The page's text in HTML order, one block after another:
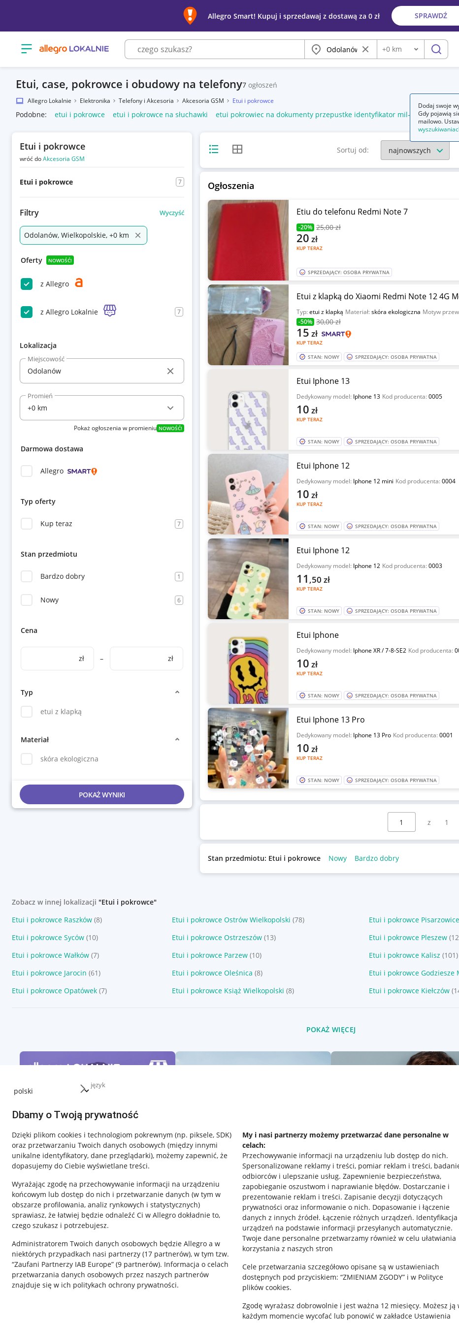
język
Dbamy o Twoją prywatność
Dzięki plikom cookies i technologiom pokrewnym (np. piksele, SDK)
oraz przetwarzaniu Twoich danych osobowych (między innymi
unikalne identyfikatory, dane przeglądarki), możemy zapewnić, że
dopasujemy do Ciebie wyświetlane treści.
Wyrażając zgodę na przechowywanie informacji na urządzeniu
końcowym lub dostęp do nich i przetwarzanie danych (w tym w
obszarze profilowania, analiz rynkowych i statystycznych)
sprawiasz, że łatwiej będzie odnaleźć Ci w Allegro dokładnie to,
czego szukasz i potrzebujesz.
Administratorem Twoich danych osobowych będzie Allegro a w
niektórych przypadkach nasi partnerzy (17 partnerów), w tym tzw.
“Zaufani Partnerzy IAB Europe” (9 partnerów). Informacja o celach
przetwarzania danych osobowych przez naszych partnerów
znajduje się w ich politykach ochrony prywatności.
My i nasi partnerzy możemy przetwarzać dane personalne w
celach:
Przechowywanie informacji na urządzeniu lub dostęp do nich.
Spersonalizowane reklamy i treści, pomiar reklam i treści,
odbiorców i ulepszanie usług. Zapewnienie bezpieczeństwa,
zapobieganie oszustwom i naprawianie błędów. Dostarczanie i
prezentowanie reklam i treści. Zapisanie decyzji dotyczących
prywatności oraz informowanie o nich. Dopasowanie i łączenie
danych z innych źródeł. Łączenie różnych urządzeń. Identyfikacja
urządzeń na podstawie informacji przesyłanych automatycznie.
Twoje dane personalne przetwarzamy również w celu ułatwiania
korzystania z naszych stron
Cele przetwarzania szczegółowo opisane są w ustawieniach
dostępnych pod przyciskiem: “ZMIENIAM ZGODY” i w Polityce
plików cookies.
Zgodę wyrażasz dobrowolnie i jest ważna 12 miesięcy. Możesz ją
każdym momencie wycofać lub ponowić w zakładce Ustawienia
Allegro Smart! Kupuj i sprzedawaj z dostawą za 0 zł SPRAWDŹ
Otwórz menu z kategoriami Miasto Wyczyść frazę
Odległość
+0 km szukaj
Etui, case, pokrowce i obudowy na telefony7 ogłoszeń
Allegro Lokalnie Elektronika Telefony i Akcesoria Akcesoria GSM Etui i pokrowce
Podobne: etui i pokrowce etui i pokrowce na słuchawki etui pokrowiec na dokumenty przepustke identyfikator mil-tec olive
Etui i pokrowce
wróć doAkcesoria GSM
Etui i pokrowce 7
Filtry Wyczyść
Odolanów, Wielkopolskie, +0 km
Oferty NOWOŚĆ!
z Allegro
z Allegro Lokalnie 7
Lokalizacja
Miejscowość
Promień
Pokaż ogłoszenia w promieniu NOWOŚĆ!
Darmowa dostawa
Allegro
Typ oferty
Kup teraz 7
Stan przedmiotu
Bardzo dobry 1
Nowy 6
Cena
zł – zł
Typ
etui z klapką
Materiał
skóra ekologiczna
POKAŻ WYNIKI
Widok listyWidok siatki Sortuj od:
Ogłoszenia
Etiu do telefonu Redmi Note 7
-20% 25,00 zł
KUP TERAZ
20 zł
SPRZEDAJĄCY: OSOBA PRYWATNA
Etui z klapką do Xiaomi Redmi Note 12 4G
Typ:etui z klapką Materiał:skóra ekologiczna Motyw
-50% 30,00 zł
KUP TERAZ
15 zł
STAN: NOWY SPRZEDAJĄCY: OSOBA PRYWATNA
Etui Iphone 13
Dedykowany model: Iphone 13 Kod producenta:0005
KUP TERAZ
10 zł
STAN: NOWY SPRZEDAJĄCY: OSOBA PRYWATNA
Etui Iphone 12
Dedykowany model: Iphone 12 mini Kod producenta:0004
KUP TERAZ
10 zł
STAN: NOWY SPRZEDAJĄCY: OSOBA PRYWATNA
Etui Iphone 12
Dedykowany model: Iphone 12 Kod producenta:0003
KUP TERAZ
11 ,50 zł
STAN: NOWY SPRZEDAJĄCY: OSOBA PRYWATNA
Etui Iphone
Dedykowany model: Iphone XR / 7-8-SE2 Kod producenta:
KUP TERAZ
10 zł
STAN: NOWY SPRZEDAJĄCY: OSOBA PRYWATNA
Etui Iphone 13 Pro
Dedykowany model: Iphone 13 Pro Kod producenta:0001
KUP TERAZ
10 zł
STAN: NOWY SPRZEDAJĄCY: OSOBA PRYWATNA
Wybierz stronę:
z 1
Stan przedmiotu: Etui i pokrowce Nowy Bardzo dobry
Zobacz w innej lokalizacji "Etui i pokrowce"
Etui i pokrowce Raszków (8) Etui i pokrowce Ostrów Wielkopolski (78) Etui i pokrowce Pisarzowice
Etui i pokrowce Syców (10) Etui i pokrowce Ostrzeszów (13) Etui i pokrowce Pleszew
Etui i pokrowce Wałków (7) Etui i pokrowce Parzew (10) Etui i pokrowce Kalisz (101)
Etui i pokrowce Jarocin (61) Etui i pokrowce Oleśnica (8) Etui i pokrowce Godziesze
Etui i pokrowce Opatówek (7) Etui i pokrowce Książ Wielkopolski (8) Etui i pokrowce Kiełczów
POKAŻ WIĘCEJ
Przydatne informacje
Jak to działa
Napisz do nas
Allegro Gadane dla sprzedających
Regulamin
Polityka plików "cookies"
Ustawienia plików "cookies"
Udostępnianie lokalizacji
Informacje dla Aktu o Usługach Cyfrowych
Pobierz aplikację
Dodaj swoje
Gdy pojawią
mailowo.